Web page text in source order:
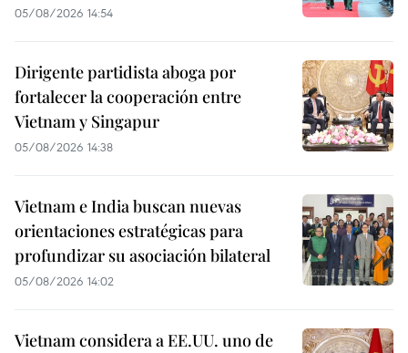
05/08/2026 14:54
Dirigente partidista aboga por
fortalecer la cooperación entre
Vietnam y Singapur
05/08/2026 14:38
Vietnam e India buscan nuevas
orientaciones estratégicas para
profundizar su asociación bilateral
05/08/2026 14:02
Vietnam considera a EE.UU. uno de